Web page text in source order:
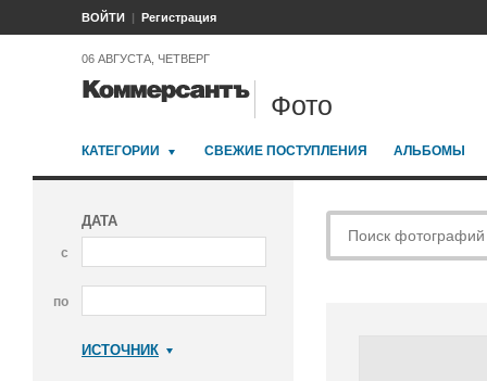
ВОЙТИ Регистрация
06 АВГУСТА, ЧЕТВЕРГ
Фото
КАТЕГОРИИ СВЕЖИЕ ПОСТУПЛЕНИЯ АЛЬБОМЫ
ДАТА
с
по
ИСТОЧНИК